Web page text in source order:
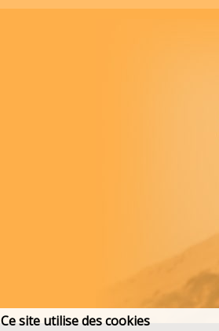
Ce site utilise des cookies